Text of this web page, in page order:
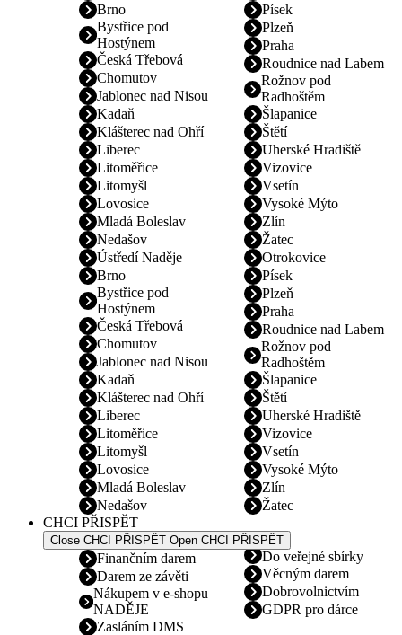
Brno
Bystřice pod
Hostýnem
Česká Třebová
Chomutov
Jablonec nad Nisou
Kadaň
Klášterec nad Ohří
Liberec
Litoměřice
Litomyšl
Lovosice
Mladá Boleslav
Nedašov
Písek
Plzeň
Praha
Roudnice nad Labem
Rožnov pod
Radhoštěm
Šlapanice
Štětí
Uherské Hradiště
Vizovice
Vsetín
Vysoké Mýto
Zlín
Žatec
Ústředí Naděje
Brno
Bystřice pod
Hostýnem
Česká Třebová
Chomutov
Jablonec nad Nisou
Kadaň
Klášterec nad Ohří
Liberec
Litoměřice
Litomyšl
Lovosice
Mladá Boleslav
Nedašov
Otrokovice
Písek
Plzeň
Praha
Roudnice nad Labem
Rožnov pod
Radhoštěm
Šlapanice
Štětí
Uherské Hradiště
Vizovice
Vsetín
Vysoké Mýto
Zlín
Žatec
CHCI PŘISPĚT
Close CHCI PŘISPĚT Open CHCI PŘISPĚT
Finančním darem
Darem ze závěti
Nákupem v e-shopu
NADĚJE
Zasláním DMS
Do veřejné sbírky
Věcným darem
Dobrovolnictvím
GDPR pro dárce